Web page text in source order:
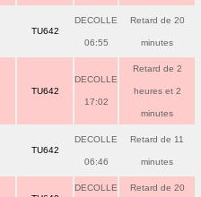
TU642
DECOLLE
06:55
Retard de 20
minutes
TU642
DECOLLE
17:02
Retard de 2
heures et 2
minutes
TU642
DECOLLE
06:46
Retard de 11
minutes
DECOLLE Retard de 20